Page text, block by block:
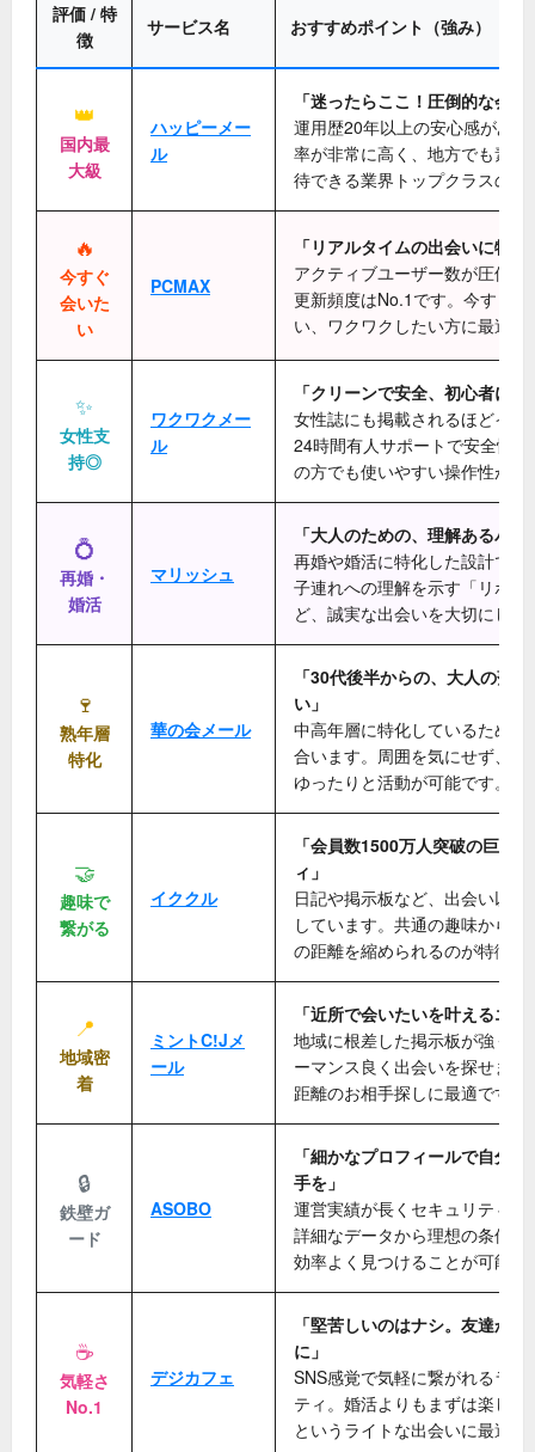
評価 / 特
徴
サービス名 おすすめポイント（強み）
👑
国内最
大級
ハッピーメー
ル
「迷ったらここ！圧倒的な会
運用歴20年以上の安心感があ
率が非常に高く、地方でも素敵
待できる業界トップクラスの老
🔥
今すぐ
会いた
い
PCMAX
「リアルタイムの出会いに特化
アクティブユーザー数が圧倒的
更新頻度はNo.1です。今すぐ
い、ワクワクしたい方に最適で
✨
女性支
持◎
ワクワクメー
ル
「クリーンで安全、初心者に優
女性誌にも掲載されるほどイメ
24時間有人サポートで安全性
の方でも使いやすい操作性が魅
💍
再婚・
婚活
マリッシュ
「大人のための、理解あるパ
再婚や婚活に特化した設計です
子連れへの理解を示す「リボン
ど、誠実な出会いを大切にして
🍷
熟年層
特化
華の会メール
「30代後半からの、大人の落
い」
中高年層に特化しているため、
合います。周囲を気にせず、自
ゆったりと活動が可能です。
🤝
趣味で
繋がる
イククル
「会員数1500万人突破の巨大
ィ」
日記や掲示板など、出会い以外
しています。共通の趣味から自
の距離を縮められるのが特徴で
📍
地域密
着
ミントC!Jメ
ール
「近所で会いたいを叶えるエ
地域に根差した掲示板が強く、
ーマンス良く出会いを探せます
距離のお相手探しに最適です。
🔒
鉄壁ガ
ード
ASOBO
「細かなプロフィールで自分
手を」
運営実績が長くセキュリティが
詳細なデータから理想の条件に
効率よく見つけることが可能で
☕
気軽さ
No.1
デジカフェ
「堅苦しいのはナシ。友達か
に」
SNS感覚で気軽に繋がれるライ
ティ。婚活よりもまずは楽しく
というライトな出会いに最適。